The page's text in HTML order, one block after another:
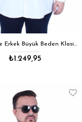
Mocgrande Erkek Büyük Beden Klasik Cepsiz Armürlü Gömlek 11361 BEYAZ
₺1.249,95